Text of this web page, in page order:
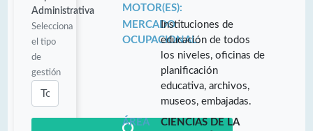
Administrativa
Selecciona
el tipo
de
gestión
MOTOR(ES):
MERCADO
OCUPACIONAL:
Instituciones de
educación de todos
los niveles, oficinas de
planificación
educativa, archivos,
museos, embajadas.
ÁREA
CIENCIAS DE LA